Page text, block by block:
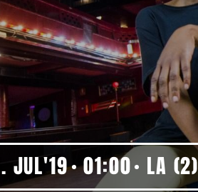
JUL'19 01:00 LA (2)